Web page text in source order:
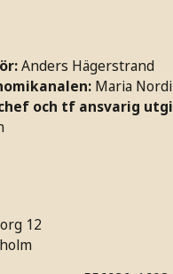
Anders Hägerstrand
Maria
och tf ansvarig
12